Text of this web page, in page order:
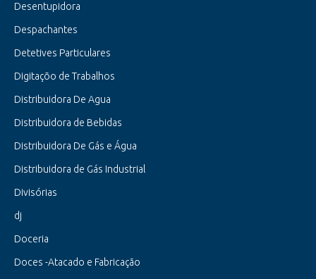
Desentupidora
Despachantes
Detetives Particulares
Digitaçõo de Trabalhos
Distribuidora De Agua
Distribuidora de Bebidas
Distribuidora De Gás e Água
Distribuidora de Gás Industrial
Divisórias
dj
Doceria
Doces -Atacado e Fabricação